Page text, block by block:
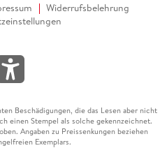
Widerrufsbelehrung
Beschädigungen, die das Lesen aber nicht
einen Stempel als solche gekennzeichnet.
Angaben zu Preissenkungen beziehen
Exemplars.